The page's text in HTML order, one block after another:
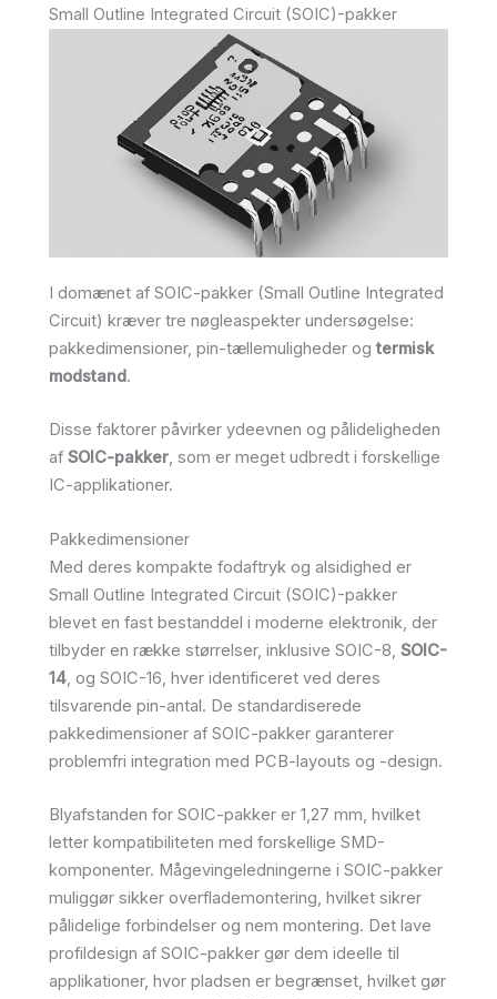
Small Outline Integrated Circuit (SOIC)-pakker
I domænet af SOIC-pakker (Small Outline Integrated
Circuit) kræver tre nøgleaspekter undersøgelse:
pakkedimensioner, pin-tællemuligheder og termisk
modstand.
Disse faktorer påvirker ydeevnen og pålideligheden
af SOIC-pakker, som er meget udbredt i forskellige
IC-applikationer.
Pakkedimensioner
Med deres kompakte fodaftryk og alsidighed er
Small Outline Integrated Circuit (SOIC)-pakker
blevet en fast bestanddel i moderne elektronik, der
tilbyder en række størrelser, inklusive SOIC-8, SOIC-
14, og SOIC-16, hver identificeret ved deres
tilsvarende pin-antal. De standardiserede
pakkedimensioner af SOIC-pakker garanterer
problemfri integration med PCB-layouts og -design.
Blyafstanden for SOIC-pakker er 1,27 mm, hvilket
letter kompatibiliteten med forskellige SMD-
komponenter. Mågevingeledningerne i SOIC-pakker
muliggør sikker overflademontering, hvilket sikrer
pålidelige forbindelser og nem montering. Det lave
profildesign af SOIC-pakker gør dem ideelle til
applikationer, hvor pladsen er begrænset, hvilket gør